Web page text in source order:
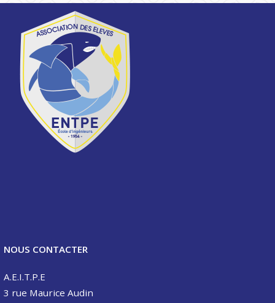
NOUS CONTACTER
A.E.I.T.P.E
3 rue Maurice Audin